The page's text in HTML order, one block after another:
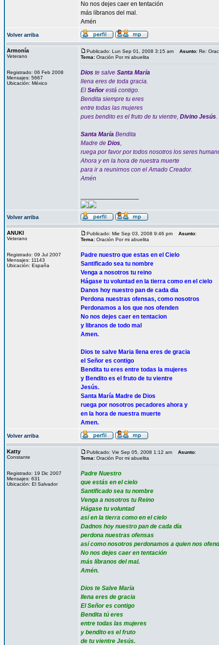
No nos dejes caer en tentación
más líbranos del mal.
Amén
Volver arriba
Armonía
Veterano
Registrado: 06 Feb 2008
Mensajes: 5667
Ubicación: México
Publicado: Lun Sep 01, 2008 3:15 am Asunto: Re:
Tema: Oración Por mi abuelita
Dios te salve Santa María
llena eres de toda gracia.
El Señorestá contigo.
Bendita siempre tu eres
entre todas las mujeres
pues bendito es el fruto de tu vientre, Divino Jesús.
Santa María Bendita
Madre de Dios,
ruega por favor por todos nosotros los seres
Ahora y en la hora de nuestra muerte
para ir a reunirnos con el Amado Creador.
Amén
Volver arriba
ANUKI
Veterano
Registrado: 09 Jul 2007
Mensajes: 11143
Ubicación: España
Publicado: Mie Sep 03, 2008 9:46 pm Asunto:
Tema: Oración Por mi abuelita
Padre nuestro que estas en el Cielo
Santificado sea tu nombre
Venga a nosotros tu reino
Hágase tu voluntad en la tierra como en el cielo
Danos hoy nuestro pan de cada dia
Perdona nuestras ofensas, como nosotros
Perdonamos a los que nos ofenden
No nos dejes caer en tentacion
y libranos de todo mal
Amen.
Dios te salve Maria llena eres de gracia
el Señor es contigo
Bendita tu eres entre todas la mujeres
y Bendito es el fruto de tu vientre
Jesús.
Santa María Madre de Dios
ruega por nosotros pecadores ahora y
en la hora de nuestra muerte
Amen.
Volver arriba
Katty
Constante
Registrado: 19 Dic 2007
Mensajes: 631
Ubicación: El Salvador
Publicado: Vie Sep 05, 2008 1:12 am Asunto:
Tema: Oración Por mi abuelita
Padre Nuestro
que estás en el cielo
Santificado sea tu nombre
Venga a nosotros tu Reino
Hágase tu voluntad
así en la tierra como en el cielo
Dadnos hoy nuestro pan de cada día
perdona nuestras ofensas
así como nosotros perdonamos a quien nos
No nos dejes caer en tentación
más líbranos del mal.
Amén.
Dios te Salve María
llena eres de gracia
El Señor es contigo
Bendita tú eres
entre todas las mujeres
y bendito es el fruto
de tu vientre Jesús.